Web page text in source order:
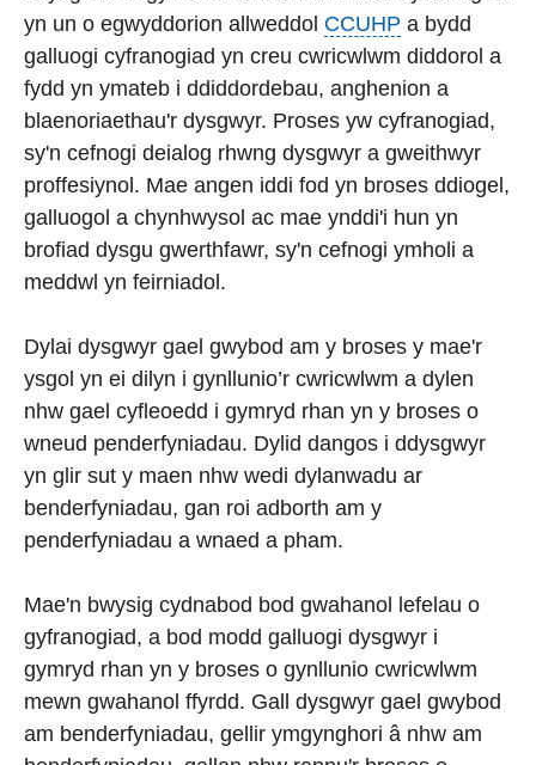
yn un o egwyddorion allweddol CCUHP a bydd
galluogi cyfranogiad yn creu cwricwlwm diddorol a
fydd yn ymateb i ddiddordebau, anghenion a
blaenoriaethau'r dysgwyr. Proses yw cyfranogiad,
sy'n cefnogi deialog rhwng dysgwyr a gweithwyr
proffesiynol. Mae angen iddi fod yn broses ddiogel,
galluogol a chynhwysol ac mae ynddi'i hun yn
brofiad dysgu gwerthfawr, sy'n cefnogi ymholi a
meddwl yn feirniadol.
Dylai dysgwyr gael gwybod am y broses y mae'r
ysgol yn ei dilyn i gynllunio’r cwricwlwm a dylen
nhw gael cyfleoedd i gymryd rhan yn y broses o
wneud penderfyniadau. Dylid dangos i ddysgwyr
yn glir sut y maen nhw wedi dylanwadu ar
benderfyniadau, gan roi adborth am y
penderfyniadau a wnaed a pham.
Mae'n bwysig cydnabod bod gwahanol lefelau o
gyfranogiad, a bod modd galluogi dysgwyr i
gymryd rhan yn y broses o gynllunio cwricwlwm
mewn gwahanol ffyrdd. Gall dysgwyr gael gwybod
am benderfyniadau, gellir ymgynghori â nhw am